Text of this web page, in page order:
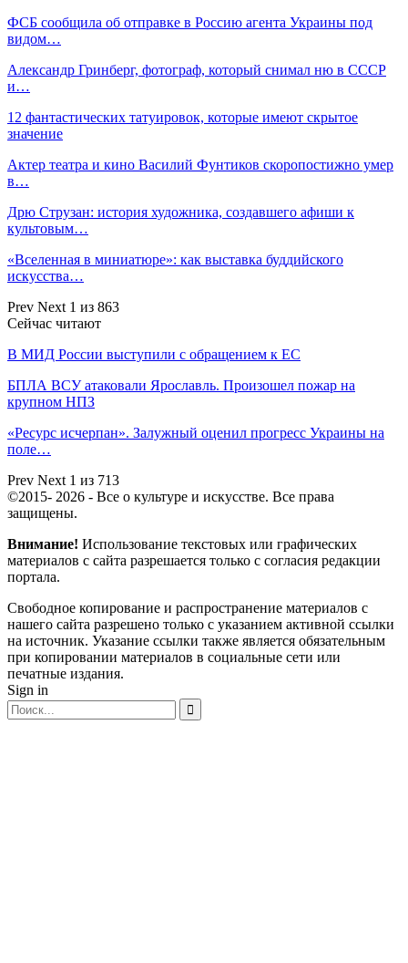
ФСБ сообщила об отправке в Россию агента Украины под
видом…
Александр Гринберг, фотограф, который снимал ню в СССР
и…
12 фантастических татуировок, которые имеют скрытое
значение
Актер театра и кино Василий Фунтиков скоропостижно умер
в…
Дрю Струзан: история художника, создавшего афиши к
культовым…
«Вселенная в миниатюре»: как выставка буддийского
искусства…
Prev Next 1 из 863
Сейчас читают
В МИД России выступили с обращением к ЕС
БПЛА ВСУ атаковали Ярославль. Произошел пожар на
крупном НПЗ
«Ресурс исчерпан». Залужный оценил прогресс Украины на
поле…
Prev Next 1 из 713
©2015- 2026 - Все о культуре и искусстве. Все права
защищены.
Внимание! Использование текстовых или графических
материалов с сайта разрешается только c согласия редакции
портала.
Свободное копирование и распространение материалов с
нашего сайта разрешено только с указанием активной ссылки
на источник. Указание ссылки также является обязательным
при копировании материалов в социальные сети или
печатные издания.
Sign in